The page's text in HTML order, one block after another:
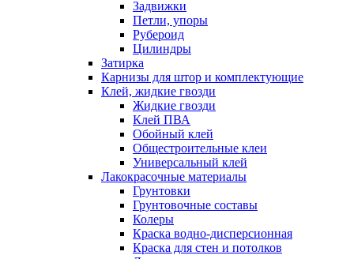
Задвижки
Петли, упоры
Рубероид
Цилиндры
Затирка
Карнизы для штор и комплектующие
Клей, жидкие гвозди
Жидкие гвозди
Клей ПВА
Обойный клей
Общестроительные клеи
Универсальный клей
Лакокрасочные материалы
Грунтовки
Грунтовочные составы
Колеры
Краска водно-дисперсионная
Краска для стен и потолков